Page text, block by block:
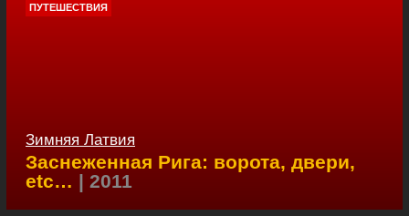
ПУТЕШЕСТВИЯ
Зимняя Латвия
Заснеженная Рига: ворота, двери,
etc… | 2011